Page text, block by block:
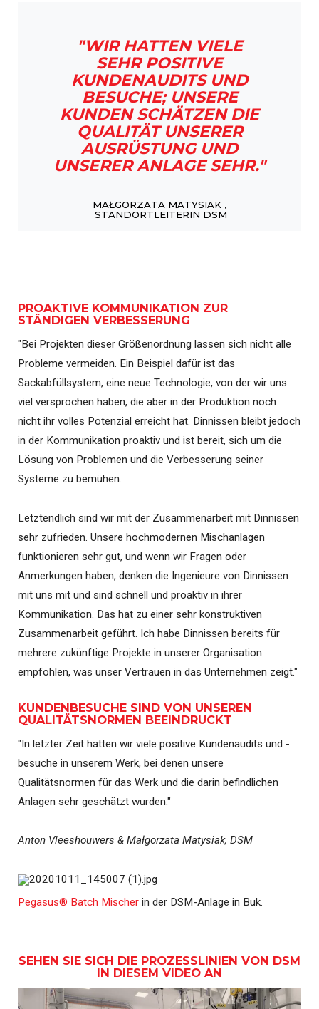
"WIR HATTEN VIELE
SEHR POSITIVE
KUNDENAUDITS UND
BESUCHE; UNSERE
KUNDEN SCHÄTZEN DIE
QUALITÄT UNSERER
AUSRÜSTUNG UND
UNSERER ANLAGE SEHR."
MAŁGORZATA MATYSIAK ,
STANDORTLEITERIN DSM
PROAKTIVE KOMMUNIKATION ZUR
STÄNDIGEN VERBESSERUNG
"Bei Projekten dieser Größenordnung lassen sich nicht alle
Probleme vermeiden. Ein Beispiel dafür ist das
Sackabfüllsystem, eine neue Technologie, von der wir uns
viel versprochen haben, die aber in der Produktion noch
nicht ihr volles Potenzial erreicht hat. Dinnissen bleibt jedoch
in der Kommunikation proaktiv und ist bereit, sich um die
Lösung von Problemen und die Verbesserung seiner
Systeme zu bemühen.
Letztendlich sind wir mit der Zusammenarbeit mit Dinnissen
sehr zufrieden. Unsere hochmodernen Mischanlagen
funktionieren sehr gut, und wenn wir Fragen oder
Anmerkungen haben, denken die Ingenieure von Dinnissen
mit uns mit und sind schnell und proaktiv in ihrer
Kommunikation. Das hat zu einer sehr konstruktiven
Zusammenarbeit geführt. Ich habe Dinnissen bereits für
mehrere zukünftige Projekte in unserer Organisation
empfohlen, was unser Vertrauen in das Unternehmen zeigt."
KUNDENBESUCHE SIND VON UNSEREN
QUALITÄTSNORMEN BEEINDRUCKT
"In letzter Zeit hatten wir viele positive Kundenaudits und -
besuche in unserem Werk, bei denen unsere
Qualitätsnormen für das Werk und die darin befindlichen
Anlagen sehr geschätzt wurden."
Anton Vleeshouwers & Małgorzata Matysiak, DSM
Pegasus® Batch Mischer in der DSM-Anlage in Buk.
SEHEN SIE SICH DIE PROZESSLINIEN VON DSM
IN DIESEM VIDEO AN